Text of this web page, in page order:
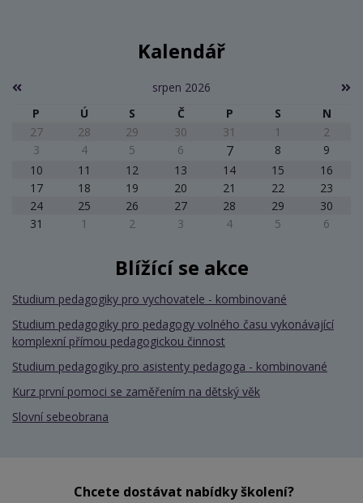
Kalendář
srpen 2026
P
Ú S Č P S
N
27
28 29 30 31 1
2
3
4 5 6 7 8
9
10
11 12 13 14 15
16
17
18 19 20 21 22
23
24
25 26 27 28 29
30
31
1 2 3 4 5 6
Blížící se akce
Studium pedagogiky pro vychovatele - kombinované
Studium pedagogiky pro pedagogy volného času vykonávající
komplexní přímou pedagogickou činnost
Studium pedagogiky pro asistenty pedagoga - kombinované
Kurz první pomoci se zaměřením na dětský věk
Slovní sebeobrana
Chcete dostávat nabídky školení?